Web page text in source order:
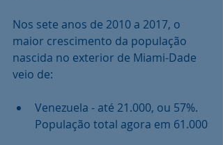
Nos sete anos de 2010 a 2017, o
maior crescimento da população
nascida no exterior de Miami-Dade
veio de:
Venezuela - até 21.000, ou 57%.
População total agora em 61.000